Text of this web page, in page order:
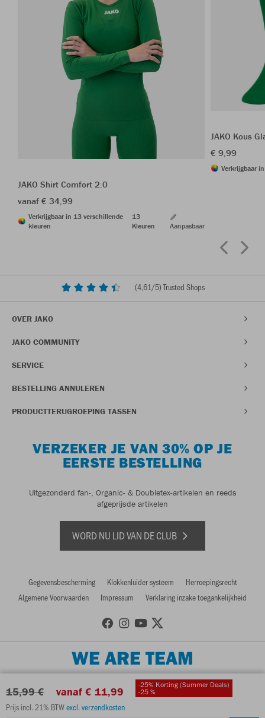
15,99 € vanaf € 11,99
-25% Korting (Summer Deals)
-25 %
Prijs incl. 21% BTWexcl. verzendkosten
JAKO Shirt Comfort 2.0
vanaf € 34,99
Verkrijgbaar in 13 verschillende
kleuren
13
Kleuren
Aanpasbaar
JAKO Kous
€ 9,99
Verkrijgbaar
(4,61/5) Trusted Shops
OVER JAKO
JAKO COMMUNITY
SERVICE
BESTELLING ANNULEREN
PRODUCTTERUGROEPING TASSEN
VERZEKER JE VAN 30% OP JE
EERSTE BESTELLING
Uitgezonderd fan-, Organic- & Doubletex-artikelen en reeds
afgeprijsde artikelen
WORD NU LID VAN DE CLUB
Gegevensbescherming Klokkenluider systeem
Herroepingsrecht
Algemene Voorwaarden
Impressum Verklaring inzake toegankelijkheid
WE ARE TEAM